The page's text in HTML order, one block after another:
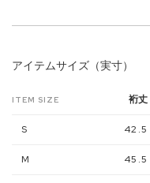
アイテムサイズ（実寸）
ITEM SIZE 裄丈
S 42.5
M 45.5